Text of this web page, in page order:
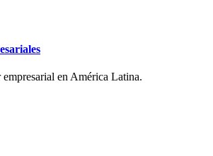
en América Latina.